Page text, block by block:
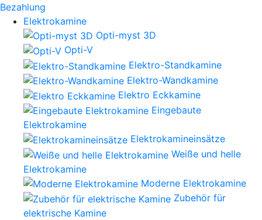
Bezahlung
Elektrokamine
Opti-myst 3D
Opti-V
Elektro-Standkamine
Elektro-Wandkamine
Elektro Eckkamine
Eingebaute
Elektrokamine
Elektrokamineinsätze
Weiße und helle
Elektrokamine
Moderne Elektrokamine
Zubehör für
elektrische Kamine